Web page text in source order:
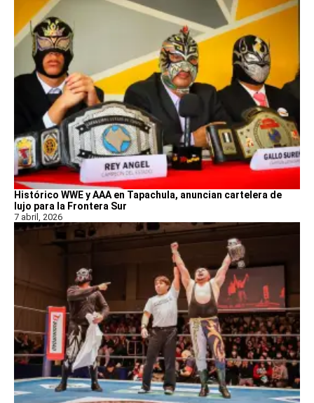
Histórico WWE y AAA en Tapachula, anuncian cartelera de
lujo para la Frontera Sur
7 abril, 2026